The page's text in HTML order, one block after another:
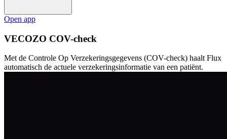
Open app
VECOZO COV-check
Met de Controle Op Verzekeringsgegevens (COV-check) haalt Flux
automatisch de actuele verzekeringsinformatie van een patiënt.